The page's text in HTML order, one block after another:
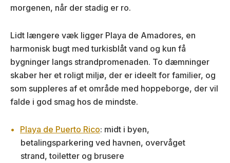
morgenen, når der stadig er ro.
Lidt længere væk ligger Playa de Amadores, en
harmonisk bugt med turkisblåt vand og kun få
bygninger langs strandpromenaden. To dæmninger
skaber her et roligt miljø, der er ideelt for familier, og
som suppleres af et område med hoppeborge, der vil
falde i god smag hos de mindste.
Playa de Puerto Rico: midt i byen,
betalingsparkering ved havnen, overvåget
strand, toiletter og brusere